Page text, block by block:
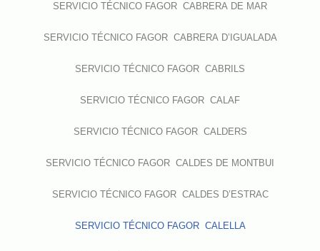
SERVICIO TÉCNICO FAGOR CABRERA DE MAR
SERVICIO TÉCNICO FAGOR CABRERA D’IGUALADA
SERVICIO TÉCNICO FAGOR CABRILS
SERVICIO TÉCNICO FAGOR CALAF
SERVICIO TÉCNICO FAGOR CALDERS
SERVICIO TÉCNICO FAGOR CALDES DE MONTBUI
SERVICIO TÉCNICO FAGOR CALDES D’ESTRAC
SERVICIO TÉCNICO FAGOR CALELLA